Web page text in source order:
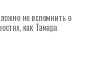
не вспомнить о
как Тамара